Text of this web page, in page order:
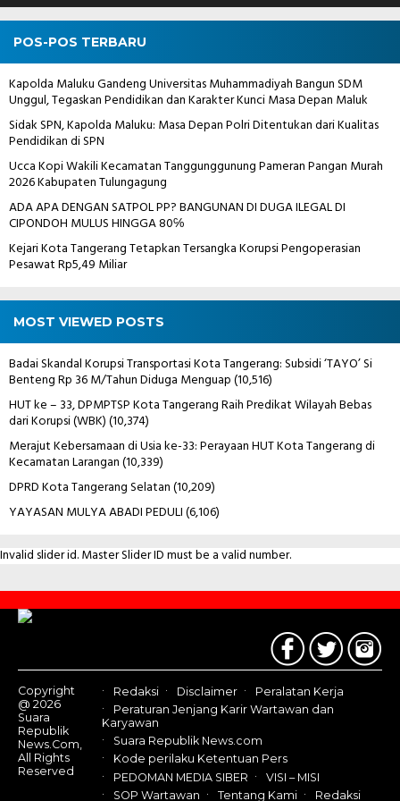
POS-POS TERBARU
Kapolda Maluku Gandeng Universitas Muhammadiyah Bangun SDM
Unggul, Tegaskan Pendidikan dan Karakter Kunci Masa Depan Maluk
Sidak SPN, Kapolda Maluku: Masa Depan Polri Ditentukan dari Kualitas
Pendidikan di SPN
Ucca Kopi Wakili Kecamatan Tanggunggunung Pameran Pangan Murah
2026 Kabupaten Tulungagung
ADA APA DENGAN SATPOL PP? BANGUNAN DI DUGA ILEGAL DI
CIPONDOH MULUS HINGGA 80℅
Kejari Kota Tangerang Tetapkan Tersangka Korupsi Pengoperasian
Pesawat Rp5,49 Miliar
MOST VIEWED POSTS
Badai Skandal Korupsi Transportasi Kota Tangerang: Subsidi ‘TAYO’ Si
Benteng Rp 36 M/Tahun Diduga Menguap(10,516)
HUT ke – 33, DPMPTSP Kota Tangerang Raih Predikat Wilayah Bebas
dari Korupsi (WBK)(10,374)
Merajut Kebersamaan di Usia ke-33: Perayaan HUT Kota Tangerang di
Kecamatan Larangan(10,339)
DPRD Kota Tangerang Selatan(10,209)
YAYASAN MULYA ABADI PEDULI(6,106)
Invalid slider id. Master Slider ID must be a valid number.
Contact
Us
Copyright
@ 2026
Suara
Republik
News.Com,
All Rights
Reserved
Redaksi Disclaimer
Peralatan Kerja
Peraturan Jenjang Karir Wartawan dan
Karyawan
Suara Republik News.com
Kode perilaku Ketentuan Pers
PEDOMAN MEDIA SIBER
VISI – MISI
SOP Wartawan
Tentang Kami Redaksi